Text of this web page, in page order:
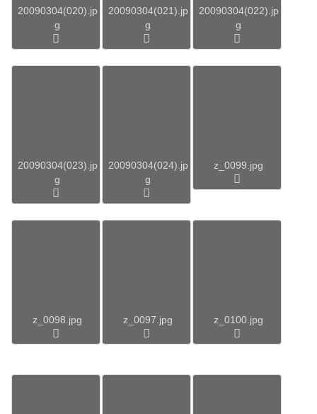
20090304(020).jp
g
20090304(021).jp
g
20090304(022).jp
g
20090304(023).jp
g
20090304(024).jp
g
z_0099.jpg
z_0098.jpg z_0097.jpg z_0100.jpg